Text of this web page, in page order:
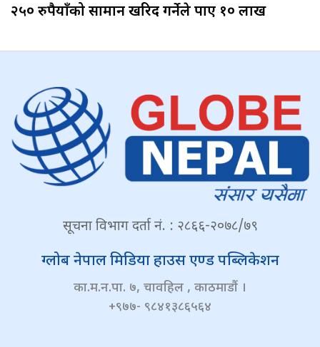
२५० रुपैयाँको सामान खरिद गर्नेले पाए १० लाख
सूचना विभाग दर्ता नं. : २८६६-२०७८/७९
ग्लोब नेपाल मिडिया हाउस एण्ड पब्लिकेशन
का.म.न.पा. ७, चावहिल , काठमाडौं ।
+९७७- ९८४१३८६५६४